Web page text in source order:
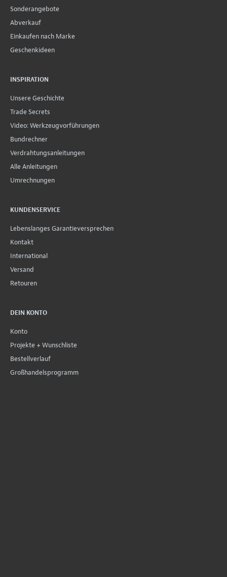
Sonderangebote
Abverkauf
Einkaufen nach Marke
Geschenkideen
INSPIRATION
Unsere Geschichte
Trade Secrets
Video: Werkzeugvorführungen
Bundrechner
Verdrahtungsanleitungen
Alle Anleitungen
Umrechnungen
KUNDENSERVICE
Lebenslanges Garantieversprechen
Kontakt
International
Versand
Retouren
DEIN KONTO
Konto
Projekte + Wunschliste
Bestellverlauf
Großhandelsprogramm